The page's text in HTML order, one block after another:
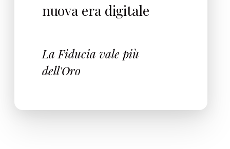
nuova era digitale
La Fiducia vale più
dell'Oro